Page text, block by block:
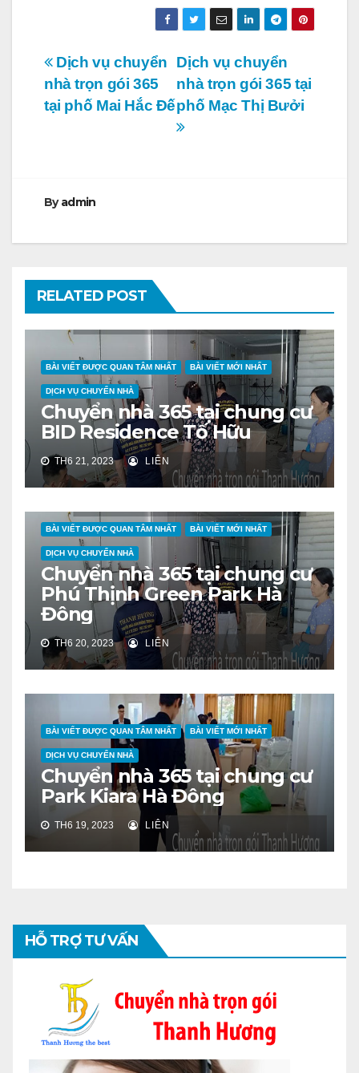
Điều
hướng
Dịch vụ chuyển
nhà trọn gói 365 tại
phố Mạc Thị Bưởi
Dịch vụ chuyển
nhà trọn gói 365
tại phố Mai Hắc Đế
Byadmin
RELATED POST
BÀI VIẾT ĐƯỢC QUAN TÂM NHẤT BÀI VIẾT MỚI NHẤT
DỊCH VỤ CHUYỂN NHÀ
Chuyển nhà 365 tại chung cư
BID Residence Tố Hữu
TH6 21, 2023 LIÊN
BÀI VIẾT ĐƯỢC QUAN TÂM NHẤT BÀI VIẾT MỚI NHẤT
DỊCH VỤ CHUYỂN NHÀ
Chuyển nhà 365 tại chung cư
Phú Thịnh Green Park Hà
Đông
TH6 20, 2023 LIÊN
BÀI VIẾT ĐƯỢC QUAN TÂM NHẤT BÀI VIẾT MỚI NHẤT
DỊCH VỤ CHUYỂN NHÀ
Chuyển nhà 365 tại chung cư
Park Kiara Hà Đông
TH6 19, 2023 LIÊN
HỖ TRỢ TƯ VẤN